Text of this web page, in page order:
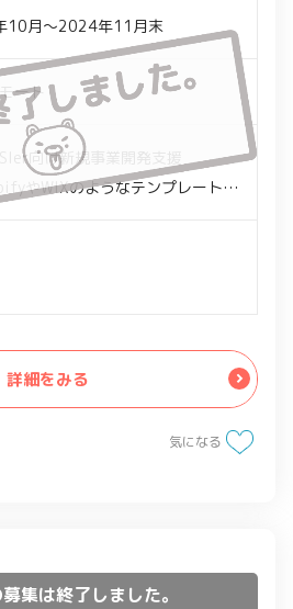
10月～2024年11月末
ート
SIer向け新規事業開発支援
やWIXのようなテンプレートを
ビスのサイトを使い、標準機能
詳細をみる
気になる
集は終了しました。